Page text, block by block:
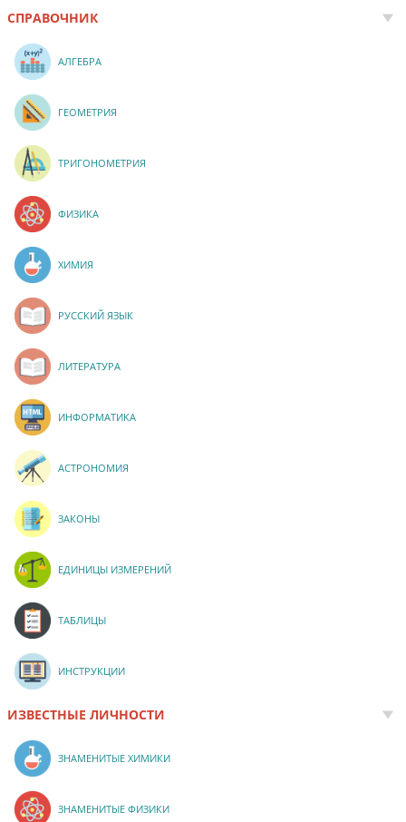
СПРАВОЧНИК
АЛГЕБРА
ГЕОМЕТРИЯ
ТРИГОНОМЕТРИЯ
ФИЗИКА
ХИМИЯ
РУССКИЙ ЯЗЫК
ЛИТЕРАТУРА
ИНФОРМАТИКА
АСТРОНОМИЯ
ЗАКОНЫ
ЕДИНИЦЫ ИЗМЕРЕНИЙ
ТАБЛИЦЫ
ИНСТРУКЦИИ
ИЗВЕСТНЫЕ ЛИЧНОСТИ
ЗНАМЕНИТЫЕ ХИМИКИ
ЗНАМЕНИТЫЕ ФИЗИКИ